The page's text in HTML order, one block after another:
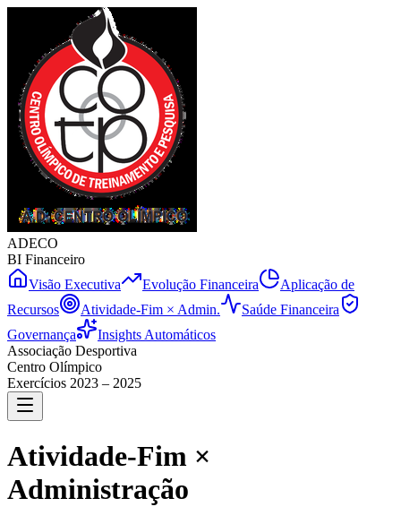
ADECO
BI Financeiro
Visão Executiva
Evolução Financeira
Aplicação de
Recursos
Atividade-Fim × Admin.
Saúde Financeira
Governança
Insights Automáticos
Associação Desportiva
Centro Olímpico
Exercícios 2023 – 2025
Atividade-Fim ×
Administração